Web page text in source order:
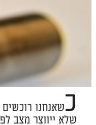
כשאנחנו
שלא ייווצר מצב